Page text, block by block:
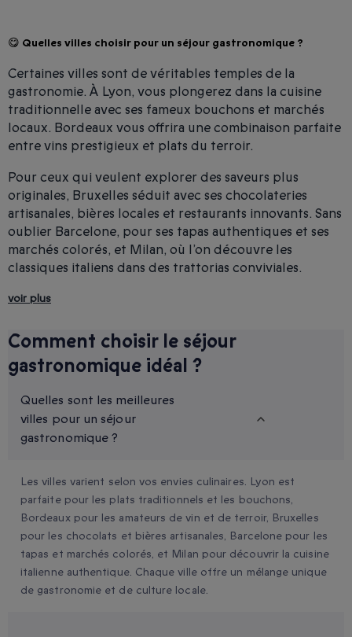
😋 Quelles villes choisir pour un séjour gastronomique ?
Certaines villes sont de véritables temples de la
gastronomie. À Lyon, vous plongerez dans la cuisine
traditionnelle avec ses fameux bouchons et marchés
locaux. Bordeaux vous offrira une combinaison parfaite
entre vins prestigieux et plats du terroir.
Pour ceux qui veulent explorer des saveurs plus
originales, Bruxelles séduit avec ses chocolateries
artisanales, bières locales et restaurants innovants. Sans
oublier Barcelone, pour ses tapas authentiques et ses
marchés colorés, et Milan, où l’on découvre les
classiques italiens dans des trattorias conviviales.
voir plus
Comment choisir le séjour
gastronomique idéal ?
Quelles sont les meilleures
villes pour un séjour
gastronomique ?
Les villes varient selon vos envies culinaires. Lyon est
parfaite pour les plats traditionnels et les bouchons,
Bordeaux pour les amateurs de vin et de terroir, Bruxelles
pour les chocolats et bières artisanales, Barcelone pour les
tapas et marchés colorés, et Milan pour découvrir la cuisine
italienne authentique. Chaque ville offre un mélange unique
de gastronomie et de culture locale.